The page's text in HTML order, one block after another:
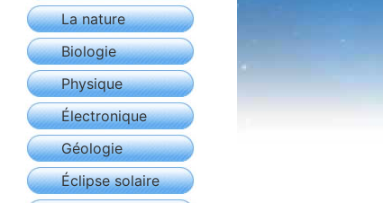
La nature
Biologie
Physique
Électronique
Géologie
Éclipse solaire